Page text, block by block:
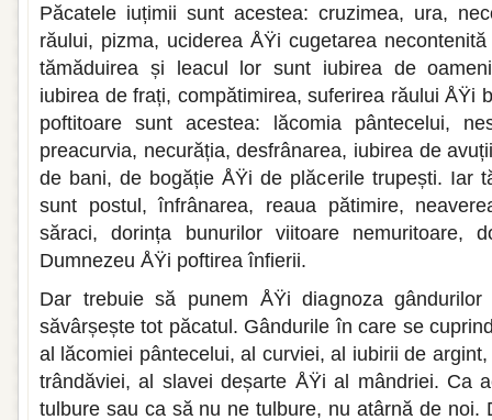
Păcatele iuțimii sunt acestea: cruzimea, ura,
răului, pizma, uciderea ÅŸi cugetarea
tămăduirea și leacul lor sunt iubirea de
iubirea de frați, compătimirea, suferirea răului ÅŸi
poftitoare sunt acestea: lăcomia pântecelui,
preacurvia, necurăția, desfrânarea, iubirea de
de bani, de bogăție ÅŸi de plăcerile trupești. Iar
sunt postul, înfrânarea, reaua pătimire,
săraci, dorința bunurilor viitoare nemuritoare,
Dumnezeu ÅŸi poftirea înfierii.
Dar trebuie să punem ÅŸi diagnoza
săvârșește tot păcatul. Gândurile în care se
al lăcomiei pântecelui, al curviei, al iubirii de
trândăviei, al slavei deșarte ÅŸi al mândriei. Ca
tulbure sau ca să nu ne tulbure, nu atârnă de noi.